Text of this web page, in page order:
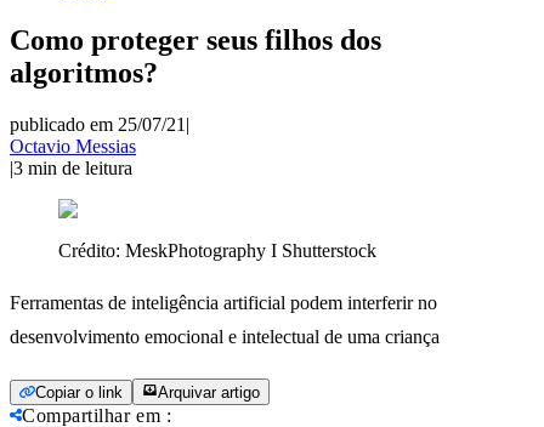
Como proteger seus filhos dos
algoritmos?
publicado em 25/07/21 |
Octavio Messias
|3 min de leitura
Crédito: MeskPhotography I Shutterstock
Ferramentas de inteligência artificial podem interferir no
desenvolvimento emocional e intelectual de uma criança
Copiar o link Arquivar artigo
Compartilhar em :